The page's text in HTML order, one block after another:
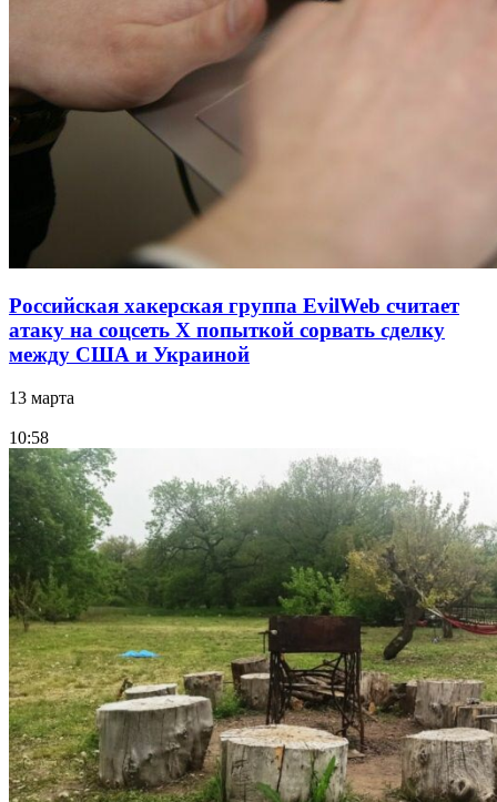
Российская хакерская группа EvilWeb считает
атаку на соцсеть Х попыткой сорвать сделку
между США и Украиной
13 марта
10:58